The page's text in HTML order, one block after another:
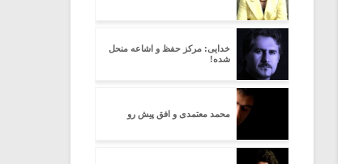
خدایی: مرکز حفظ و اشاعه منحل
شده!
محمد معتمدی و افق پیش رو